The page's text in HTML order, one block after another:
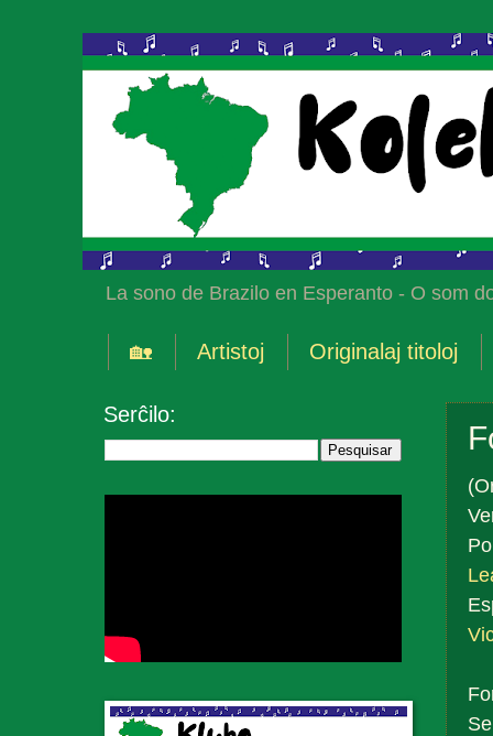
La sono de Brazilo en Esperanto - O som
🏡 Artistoj Originalaj titoloj
Serĉilo: